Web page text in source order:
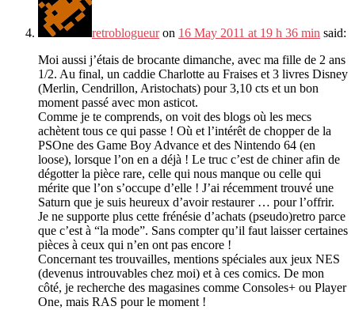
retroblogueuron 16 May 2011 at 19 h 36 min said:
Moi aussi j’étais de brocante dimanche, avec ma fille de 2 ans
1/2. Au final, un caddie Charlotte au Fraises et 3 livres Disney
(Merlin, Cendrillon, Aristochats) pour 3,10 cts et un bon
moment passé avec mon asticot.
Comme je te comprends, on voit des blogs où les mecs
achètent tous ce qui passe ! Où et l’intérêt de chopper de la
PSOne des Game Boy Advance et des Nintendo 64 (en
loose), lorsque l’on en a déjà ! Le truc c’est de chiner afin de
dégotter la pièce rare, celle qui nous manque ou celle qui
mérite que l’on s’occupe d’elle ! J’ai récemment trouvé une
Saturn que je suis heureux d’avoir restaurer … pour l’offrir.
Je ne supporte plus cette frénésie d’achats (pseudo)retro parce
que c’est à “la mode”. Sans compter qu’il faut laisser certaines
pièces à ceux qui n’en ont pas encore !
Concernant tes trouvailles, mentions spéciales aux jeux NES
(devenus introuvables chez moi) et à ces comics. De mon
côté, je recherche des magasines comme Consoles+ ou Player
One, mais RAS pour le moment !